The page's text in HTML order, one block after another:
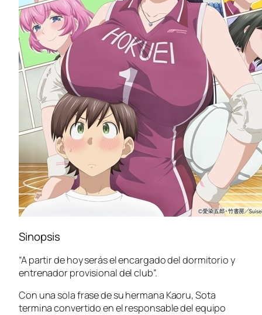
Sinopsis
“A partir de hoy serás el encargado del dormitorio y
entrenador provisional del club”.
Con una sola frase de su hermana Kaoru, Sota
termina convertido en el responsable del equipo